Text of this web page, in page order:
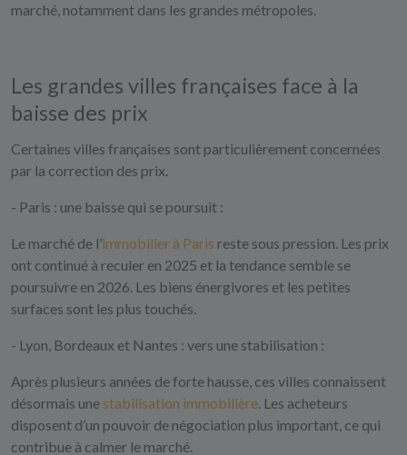
marché, notamment dans les grandes métropoles.
Les grandes villes françaises face à la
baisse des prix
Certaines villes françaises sont particulièrement concernées
par la correction des prix.
- Paris : une baisse qui se poursuit :
Le marché de l’immobilier à Paris reste sous pression. Les prix
ont continué à reculer en 2025 et la tendance semble se
poursuivre en 2026. Les biens énergivores et les petites
surfaces sont les plus touchés.
- Lyon, Bordeaux et Nantes : vers une stabilisation :
Après plusieurs années de forte hausse, ces villes connaissent
désormais une stabilisation immobilière. Les acheteurs
disposent d’un pouvoir de négociation plus important, ce qui
contribue à calmer le marché.